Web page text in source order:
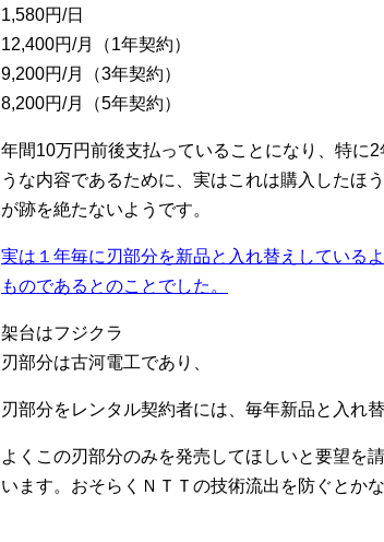
1,580円/日
12,400円/月（1年契約）
9,200円/月（3年契約）
8,200円/月（5年契約）
年間10万円前後支払っていることになり、特に
うな内容であるために、実はこれは購入したほ
が跡を絶たないようです。
実は１年毎に刃部分を新品と入れ替えしている
ものであるとのことでした。
架台はフジクラ
刃部分は古河電工であり、
刃部分をレンタル契約者には、毎年新品と入れ
よくこの刃部分のみを発売してほしいと要望を
います。おそらくＮＴＴの技術流出を防ぐとか